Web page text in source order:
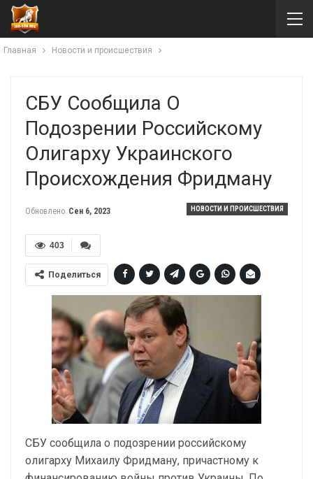
Главная Новости и происшествия
СБУ Сообщила О
Подозрении Российскому
Олигарху Украинского
Происхождения Фридману
НОВОСТИ И ПРОИСШЕСТВИЯ
Обновлено Сен 6, 2023
403
Поделиться
СБУ сообщила о подозрении российскому
олигарху Михаилу Фридману, причастному к